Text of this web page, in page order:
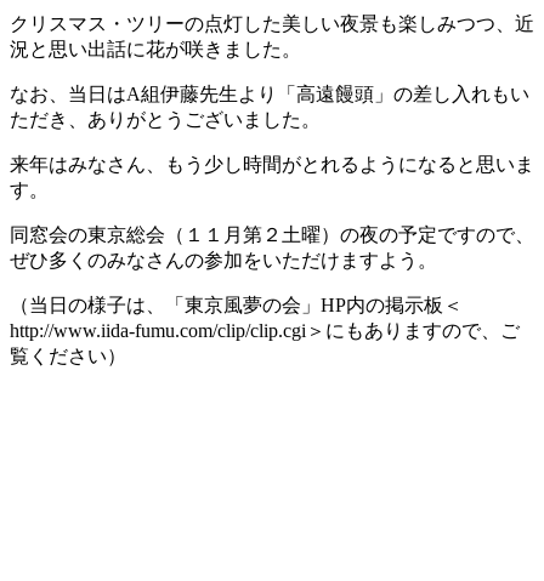
クリスマス・ツリーの点灯した美しい夜景も楽しみつつ、近
況と思い出話に花が咲きました。
なお、当日はA組伊藤先生より「高遠饅頭」の差し入れもい
ただき、ありがとうございました。
来年はみなさん、もう少し時間がとれるようになると思いま
す。
同窓会の東京総会（１１月第２土曜）の夜の予定ですので、
ぜひ多くのみなさんの参加をいただけますよう。
（当日の様子は、「東京風夢の会」HP内の掲示板＜
http://www.iida-fumu.com/clip/clip.cgi＞にもありますので、ご
覧ください）